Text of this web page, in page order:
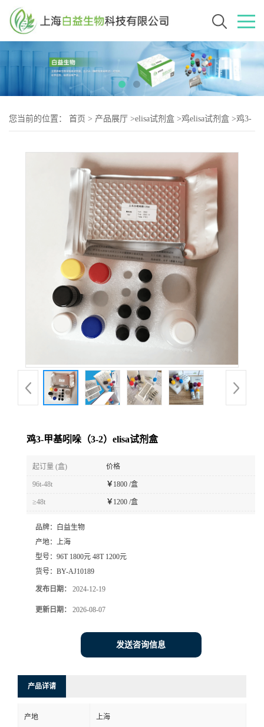
您当前的位置： 首页 > 产品展厅 >elisa试剂盒 >鸡elisa试剂盒 >鸡3-
鸡3-甲基吲哚（3-2）elisa试剂盒
起订量 (盒) 价格
96t-48t ￥ 1800 /盒
≥48t ￥ 1200 /盒
品牌：
白益生物
产地： 上海
型号： 96T 1800元 48T 1200元
货号： BY-AJ10189
发布日期： 2024-12-19
更新日期： 2026-08-07
发送咨询信息
产品详请
产地 上海